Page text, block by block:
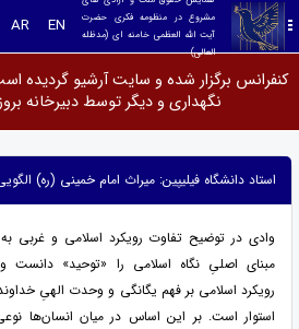
العالی)
EN
AR
کنفرانس برگزار شده و سایت آرشیو گردیده
نگهداری و دیگر توسط دبیرخانه
استاد دانشگاه فیلیپین: میراث امام خمینی (ره)
وادی در توضیح تفاوت رویکرد اسلامی و غربی به
مبنای اصلیِ نگاه اسلامی را «توحید» دانست
رویکرد اسلامی بر فهم یگانگی و وحدت الهیِ
استوار است. بر این اساس در میان انسان‌ها